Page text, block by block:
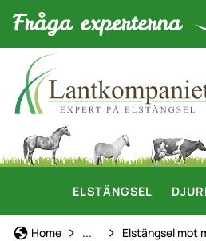
ELSTÄNGSEL
Home Driva bort mård & mink
... Elstängsel mot